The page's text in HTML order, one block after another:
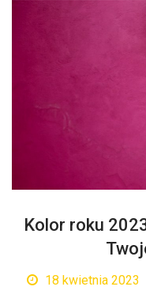
Kolor roku
18 kwietnia 2023